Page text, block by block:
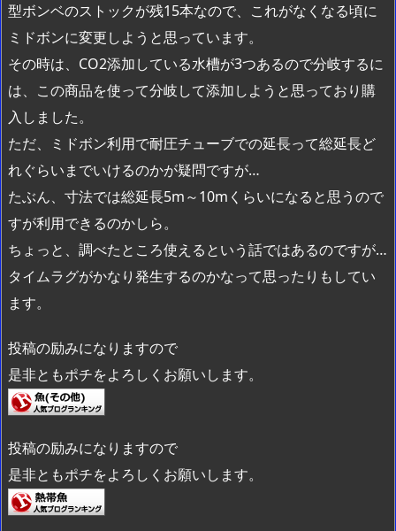
型ボンベのストックが残15本なので、これがなくなる頃に
ミドボンに変更しようと思っています。
その時は、CO2添加している水槽が3つあるので分岐するに
は、この商品を使って分岐して添加しようと思っており購
入しました。
ただ、ミドボン利用で耐圧チューブでの延長って総延長ど
れぐらいまでいけるのかが疑問ですが…
たぶん、寸法では総延長5m～10mくらいになると思うので
すが利用できるのかしら。
ちょっと、調べたところ使えるという話ではあるのですが…
タイムラグがかなり発生するのかなって思ったりもしてい
ます。
投稿の励みになりますので
是非ともポチをよろしくお願いします。
投稿の励みになりますので
是非ともポチをよろしくお願いします。